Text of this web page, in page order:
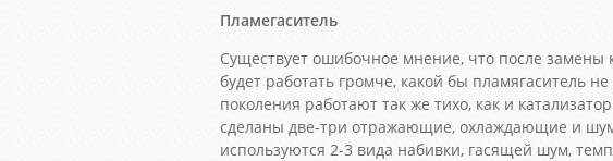
Пламегаситель
Существует ошибочное мнение, что после замены
будет работать громче, какой бы пламягаситель
поколения работают так же тихо, как и
сделаны две-три отражающие, охлаждающие и
используются 2-3 вида набивки, гасящей шум,